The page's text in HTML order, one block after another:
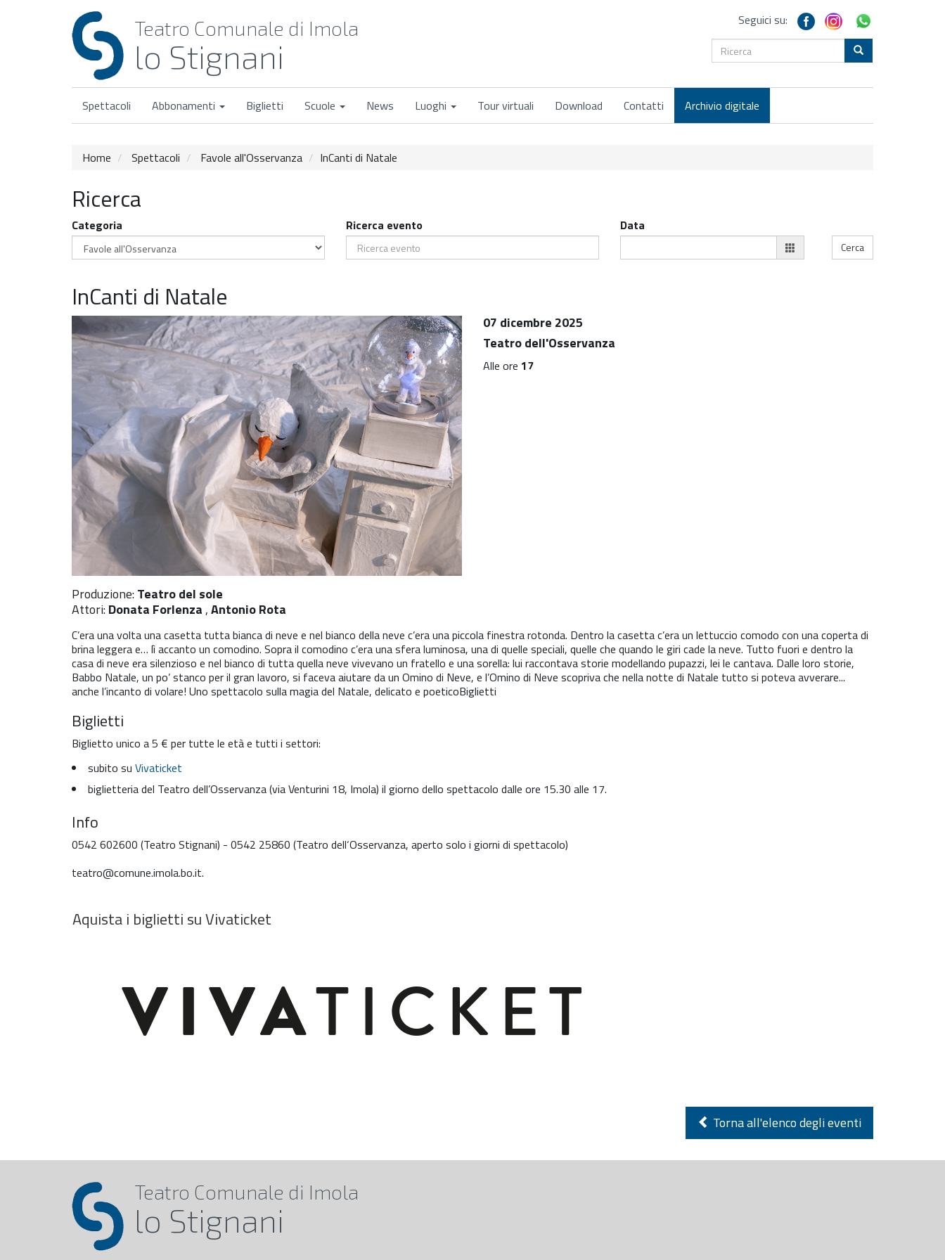
Teatro Comunale di Imola
lo Stignani
Seguici su:
Spettacoli Abbonamenti Biglietti Scuole News Luoghi Tour virtuali Download Contatti Archivio digitale
Home Spettacoli Favole all'Osservanza InCanti di Natale
Ricerca
Categoria Ricerca evento Data
InCanti di Natale
07 dicembre 2025
Teatro dell'Osservanza
Alle ore 17
Produzione:Teatro del sole
Attori:Donata Forlenza ,Antonio Rota
C’era una volta una casetta tutta bianca di neve e nel bianco della neve c’era una piccola finestra rotonda. Dentro la casetta c’era un lettuccio comodo con una coperta di
brina leggera e… lì accanto un comodino. Sopra il comodino c’era una sfera luminosa, una di quelle speciali, quelle che quando le giri cade la neve. Tutto fuori e dentro la
casa di neve era silenzioso e nel bianco di tutta quella neve vivevano un fratello e una sorella: lui raccontava storie modellando pupazzi, lei le cantava. Dalle loro storie,
Babbo Natale, un po’ stanco per il gran lavoro, si faceva aiutare da un Omino di Neve, e l’Omino di Neve scopriva che nella notte di Natale tutto si poteva avverare...
anche l’incanto di volare! Uno spettacolo sulla magia del Natale, delicato e poeticoBiglietti
Biglietti
Biglietto unico a 5 € per tutte le età e tutti i settori:
subito su Vivaticket
biglietteria del Teatro dell’Osservanza (via Venturini 18, Imola) il giorno dello spettacolo dalle ore 15.30 alle 17.
Info
0542 602600 (Teatro Stignani) - 0542 25860 (Teatro dell‘Osservanza, aperto solo i giorni di spettacolo)
teatro@comune.imola.bo.it.
Aquista i biglietti su Vivaticket
Torna all'elenco degli eventi
Teatro Comunale di Imola
lo Stignani